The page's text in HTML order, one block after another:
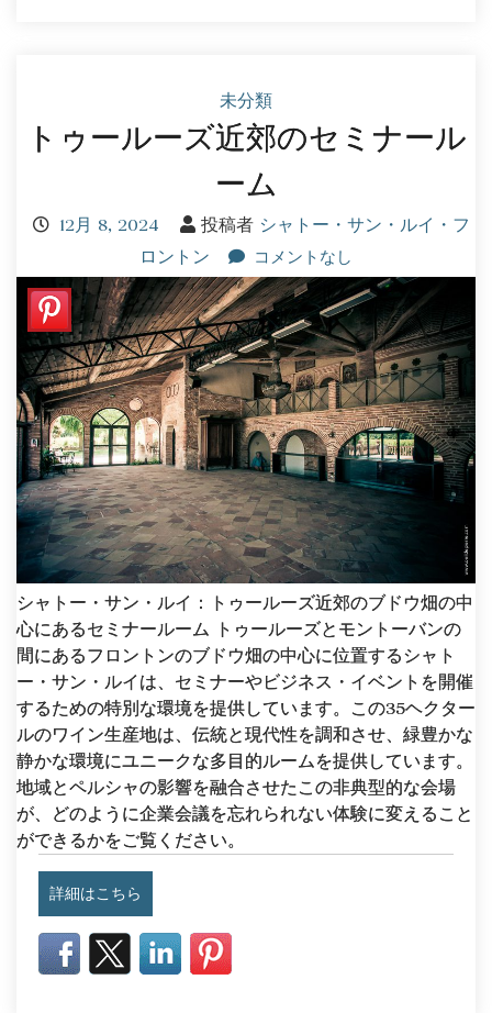
未分類
トゥールーズ近郊のセミナール
ーム
12月 8, 2024 投稿者 シャトー・サン・ルイ・フ
ロントン
コメントなし
シャトー・サン・ルイ：トゥールーズ近郊のブドウ畑の中
心にあるセミナールーム トゥールーズとモントーバンの
間にあるフロントンのブドウ畑の中心に位置するシャト
ー・サン・ルイは、セミナーやビジネス・イベントを開催
するための特別な環境を提供しています。この35ヘクター
ルのワイン生産地は、伝統と現代性を調和させ、緑豊かな
静かな環境にユニークな多目的ルームを提供しています。
地域とペルシャの影響を融合させたこの非典型的な会場
が、どのように企業会議を忘れられない体験に変えること
ができるかをご覧ください。
詳細はこちら